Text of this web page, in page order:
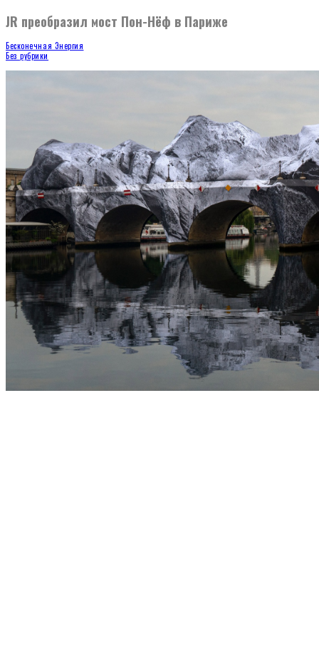
JR преобразил мост Пон-Нёф в Париже
Бесконечная Энергия
Без рубрики